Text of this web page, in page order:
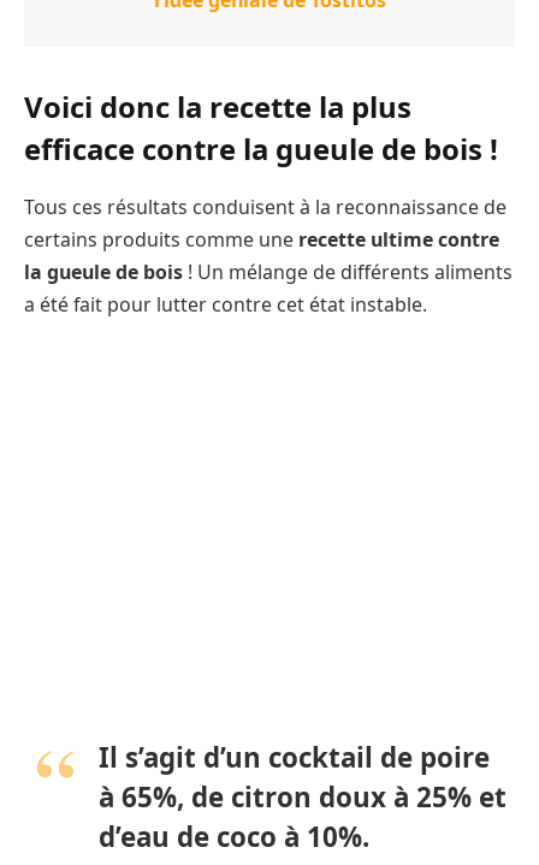
Voici donc la recette la plus
efficace contre la gueule de bois !
Tous ces résultats conduisent à la reconnaissance de
certains produits comme une recette ultime contre
la gueule de bois ! Un mélange de différents aliments
a été fait pour lutter contre cet état instable.
Il s’agit d’un cocktail de poire
à 65%, de citron doux à 25% et
d’eau de coco à 10%.